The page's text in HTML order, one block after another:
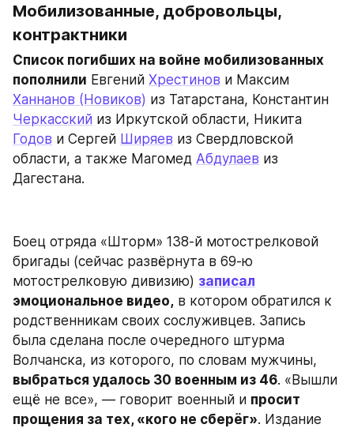
Мобилизованные, добровольцы,
контрактники
Список погибших на войне мобилизованных
пополнили Евгений Хрестинов
Ханнанов (Новиков)
Черкасский
Годов и Сергей Ширяев из Свердловской
области, а также Магомед Абдулаев из
Дагестана.
Боец отряда «Шторм» 138-й мотострелковой
бригады (сейчас развёрнута в 69-ю
мотострелковую дивизию) записал
эмоциональное видео, в котором обратился к
родственникам своих сослуживцев. Запись
была сделана после очередного штурма
Волчанска, из которого, по словам мужчины,
выбраться удалось 30 военным из 46. «Вышли
ещё не все», — говорит военный и просит
прощения за тех, «кого не сберёг». Издание